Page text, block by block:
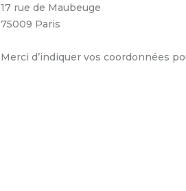
17 rue de Maubeuge
75009 Paris
Merci d’indiquer vos coordonnées